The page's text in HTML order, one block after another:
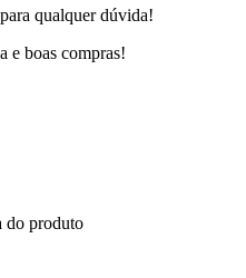
qualquer dúvida!
e boas compras!
do produto